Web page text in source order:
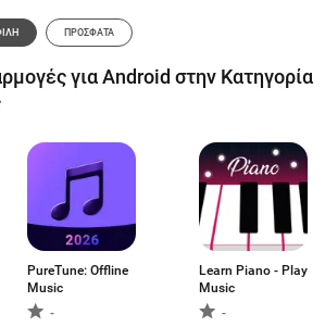
ΠΡΌΣΦΑΤΑ
για Android στην Κατηγορία
PureTune: Offline
Music
-
Learn Piano - Play
Music
-